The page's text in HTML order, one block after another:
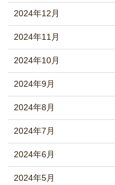
2024年12月
2024年11月
2024年10月
2024年9月
2024年8月
2024年7月
2024年6月
2024年5月